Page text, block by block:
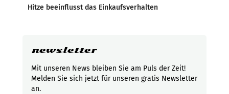
Hitze beeinflusst das Einkaufsverhalten
newsletter
Mit unseren News bleiben Sie am Puls der Zeit!
Melden Sie sich jetzt für unseren gratis Newsletter
an.